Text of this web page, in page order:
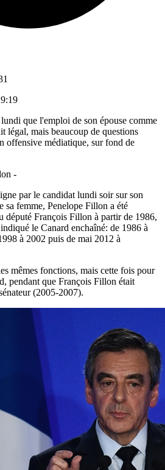
que l'emploi de son épouse comme
légal, mais beaucoup de questions
offensive médiatique, sur fond de
-
par le candidat lundi soir sur son
sa femme, Penelope Fillon a été
député François Fillon à partir de 1986,
le Canard enchaîné: de 1986 à
à 2002 puis de mai 2012 à
mêmes fonctions, mais cette fois pour
pendant que François Fillon était
(2005-2007).